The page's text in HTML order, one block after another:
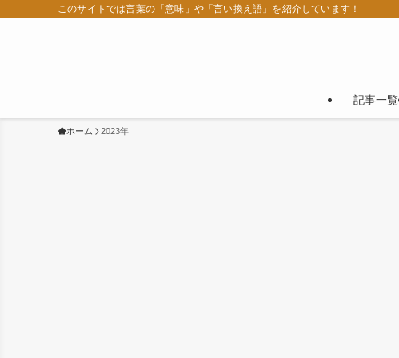
このサイトでは言葉の「意味」や「言い換え語」を紹介しています！
記事一覧
ホーム 2023年